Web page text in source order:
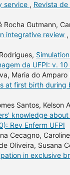
service , Revista
Gutmann,
integrative review ,
da UFPI: v.
Maria do
at first birth during
Santos, Kelson
knowledge
Rev Enferm UFPI
Cecagno,
Oliveira, Susana
in exclusive